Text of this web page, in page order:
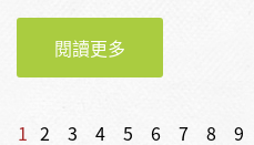
閱讀更多
@嘉義縣平林國小
頁面
1 2 3 4 5 6 7 8 9